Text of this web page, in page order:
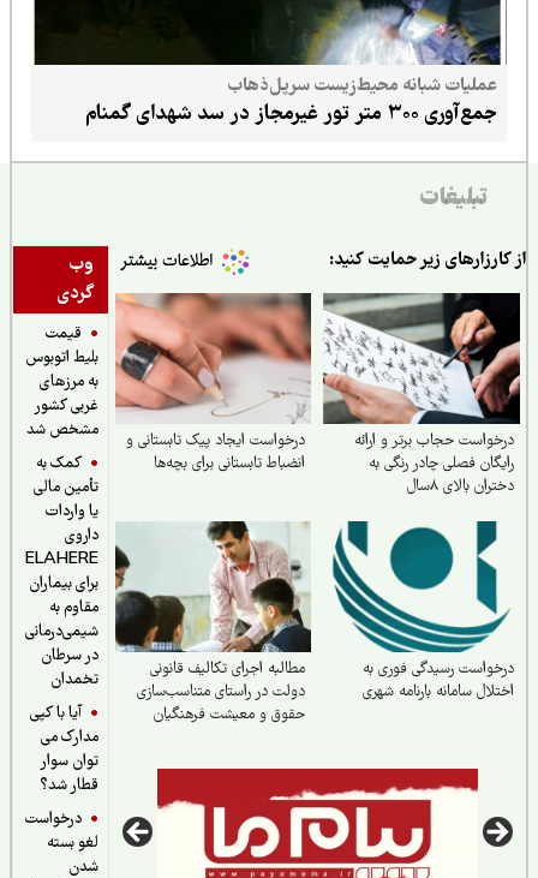
عملیات شبانه محیط‌زیست سرپل‌ذهاب
جمع‌آوری ۳۰۰ متر تور غیرمجاز در سد شهدای گمنام
تبلیغات
وب
گردی
قیمت
بلیط اتوبوس
به مرزهای
غربی کشور
مشخص شد
کمک به
تأمین مالی
یا واردات
ELAHERE
برای بیماران
مقاوم به
شیمی‌درمانی
در سرطان
تخمدان
آیا با کپی
مدارک می
توان سوار
قطار شد؟
درخواست
لغو بسته
زیر حمایت کنید:
حجاب برتر و ارائه
فصلی چادر رنگی به
بالای ۸سال
درخواست ایجاد پیک تابستانی و
انضباط تابستانی برای بچه‌ها
رسیدگی فوری به
سامانه بارنامه شهری
مطالبه اجرای تکالیف قانونی
دولت در راستای متناسب‌سازی
حقوق و معیشت فرهنگیان